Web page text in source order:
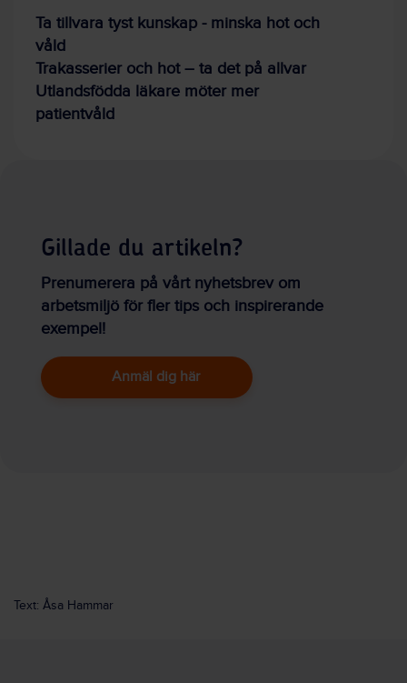
Ta tillvara tyst kunskap - minska hot och
våld
Trakasserier och hot – ta det på allvar
Utlandsfödda läkare möter mer
patientvåld
Gillade du artikeln?
Prenumerera på vårt nyhetsbrev om
arbetsmiljö för fler tips och inspirerande
exempel!
Anmäl dig här
Text: Åsa Hammar